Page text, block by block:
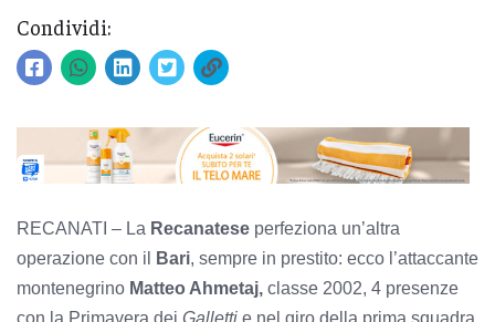
Condividi:
RECANATI – La Recanatese perfeziona un’altra
operazione con il
Bari, sempre in prestito: ecco l’attaccante
montenegrino Matteo Ahmetaj, classe 2002, 4 presenze
con la Primavera dei Galletti e nel giro della prima squadra